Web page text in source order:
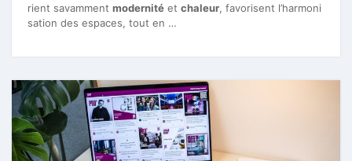
rient savamment modernité et chaleur, favorisent l’harmoni
sation des espaces, tout en …